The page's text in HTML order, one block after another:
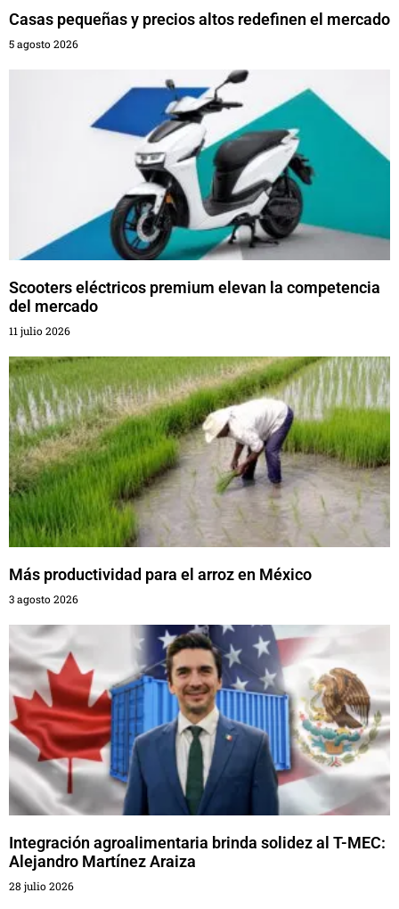
Casas pequeñas y precios altos redefinen el mercado
5 agosto 2026
Scooters eléctricos premium elevan la competencia
del mercado
11 julio 2026
Más productividad para el arroz en México
3 agosto 2026
Integración agroalimentaria brinda solidez al T-MEC:
Alejandro Martínez Araiza
28 julio 2026